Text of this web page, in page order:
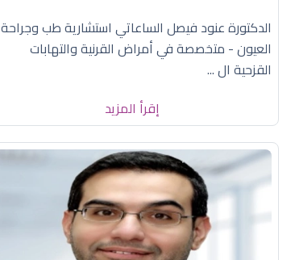
الدكتورة عنود فيصل الساعاتي استشارية طب وجراحة
العيون - متخصصة في أمراض القرنية والتهابات
القزحية ال ...
إقرأ المزيد